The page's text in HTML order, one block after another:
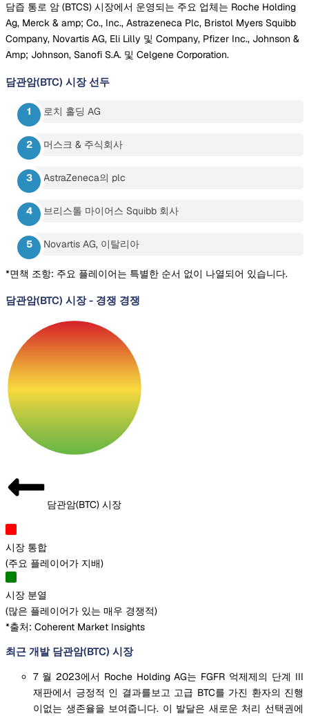
담즙 통로 암 (BTCS) 시장에서 운영되는 주요 업체는 Roche Holding
Ag, Merck & amp; Co., Inc., Astrazeneca Plc, Bristol Myers Squibb
Company, Novartis AG, Eli Lilly 및 Company, Pfizer Inc., Johnson &
Amp; Johnson, Sanofi S.A. 및 Celgene Corporation.
담관암(BTC) 시장 선두
로치 홀딩 AG
머스크 & 주식회사
AstraZeneca의 plc
브리스톨 마이어스 Squibb 회사
Novartis AG, 이탈리아
*면책 조항: 주요 플레이어는 특별한 순서 없이 나열되어 있습니다.
담관암(BTC) 시장- 경쟁 경쟁
담관암(BTC) 시장
시장 통합
(주요 플레이어가 지배)
시장 분열
(많은 플레이어가 있는 매우 경쟁적)
*출처: Coherent Market Insights
최근 개발 담관암(BTC) 시장
7 월 2023에서 Roche Holding AG는 FGFR 억제제의 단계 III
재판에서 긍정적 인 결과를보고 고급 BTC를 가진 환자의 진행
이없는 생존율을 보여줍니다. 이 발달은 새로운 처리 선택권에